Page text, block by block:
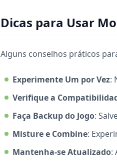
Dicas para Usar
Alguns conselhos práticos
Experimente Um por Vez:
Verifique a
Faça Backup do Jogo:
Misture e Combine:
Mantenha-se Atualizado: